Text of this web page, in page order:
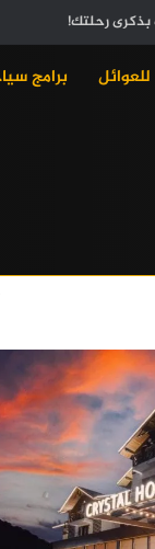
بذكرى رحلتك!
برامج